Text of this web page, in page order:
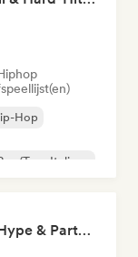
Hop
Trap Italiano
Hip Hop Hooray 💥 Trap, Hype & Party Rap Bangers